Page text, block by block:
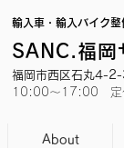
輸入車・輸入バイク整
SANC.福岡
福岡市西区石丸
10:00～17:00 定
About